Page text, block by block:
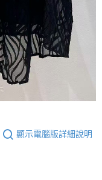
顯示電腦版詳細說明